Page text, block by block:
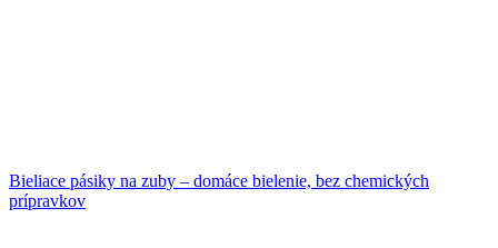
Bieliace pásiky na zuby – domáce bielenie, bez chemických
prípravkov